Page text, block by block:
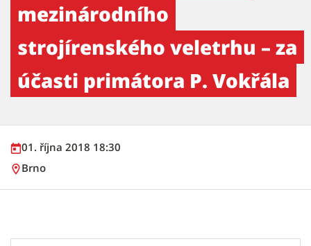
mezinárodního
strojírenského veletrhu – za
účasti primátora P. Vokřála
01. října 2018 18:30
Brno